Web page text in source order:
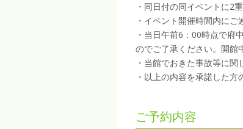
・同日付の同イベントに2
・イベント開催時間内に
・当日午前6：00時点で府
のでご了承ください。開館
・当館でおきた事故等に関
・以上の内容を承諾した方
ご予約内容